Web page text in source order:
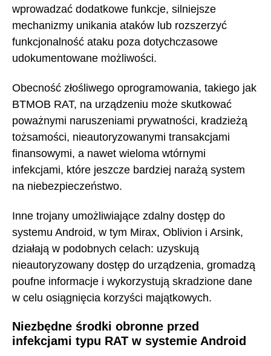
wprowadzać dodatkowe funkcje, silniejsze
mechanizmy unikania ataków lub rozszerzyć
funkcjonalność ataku poza dotychczasowe
udokumentowane możliwości.
Obecność złośliwego oprogramowania, takiego jak
BTMOB RAT, na urządzeniu może skutkować
poważnymi naruszeniami prywatności, kradzieżą
tożsamości, nieautoryzowanymi transakcjami
finansowymi, a nawet wieloma wtórnymi
infekcjami, które jeszcze bardziej narażą system
na niebezpieczeństwo.
Inne trojany umożliwiające zdalny dostęp do
systemu Android, w tym Mirax, Oblivion i Arsink,
działają w podobnych celach: uzyskują
nieautoryzowany dostęp do urządzenia, gromadzą
poufne informacje i wykorzystują skradzione dane
w celu osiągnięcia korzyści majątkowych.
Niezbędne środki obronne przed
infekcjami typu RAT w systemie Android